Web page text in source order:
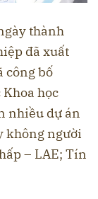
thành
đã xuất
công bố
học
nhiều dự án
không người
– LAE; Tín